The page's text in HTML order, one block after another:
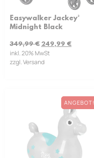
Easywalker Jackey²
Midnight Black
349,99€ 249,99 €
inkl. 20% MwSt
zzgl. Versand
ANGEBOT!